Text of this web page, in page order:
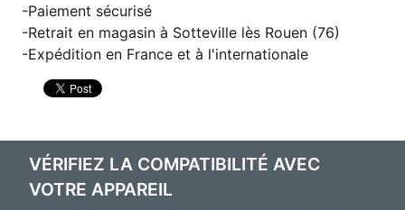
Paiement sécurisé
Retrait en magasin à Sotteville lès Rouen (76)
Expédition en France et à l'internationale
VÉRIFIEZ LA COMPATIBILITÉ AVEC
VOTRE APPAREIL